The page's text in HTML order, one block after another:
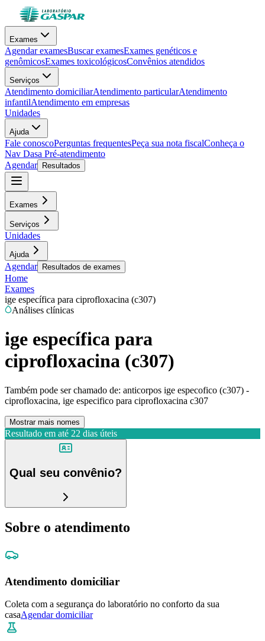
Exames
Agendar examesBuscar examesExames genéticos e
genômicosExames toxicológicosConvênios atendidos
Serviços
Atendimento domiciliarAtendimento particularAtendimento
infantilAtendimento em empresas
Unidades
Ajuda
Fale conoscoPerguntas frequentesPeça sua nota fiscalConheça o
Nav Dasa Pré-atendimento
Agendar
Resultados
Exames
Serviços
Unidades
Ajuda
Agendar Resultados de exames
Home
Exames
ige específica para ciprofloxacina (c307)
Análises clínicas
ige específica para
ciprofloxacina (c307)
Também pode ser chamado de: anticorpos ige especofico (c307) -
ciprofloxacina, ige especifico para ciprofloxacina c307
Mostrar mais nomes
Resultado em até 22 dias úteis
Qual seu convênio?
Sobre o atendimento
Atendimento domiciliar
Coleta com a segurança do laboratório no conforto da sua
casaAgendar domiciliar